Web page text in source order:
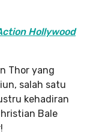
Hollywood
Thor yang
salah satu
kehadiran
Bale